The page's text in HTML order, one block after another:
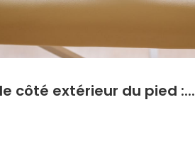
côté extérieur du pied :...